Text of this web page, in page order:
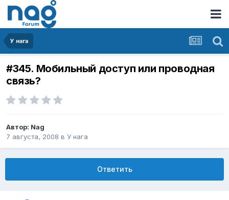
У нага
#345. Мобильный доступ или проводная
связь?
Автор: Nag
7 августа, 2008 в У нага
Ответить